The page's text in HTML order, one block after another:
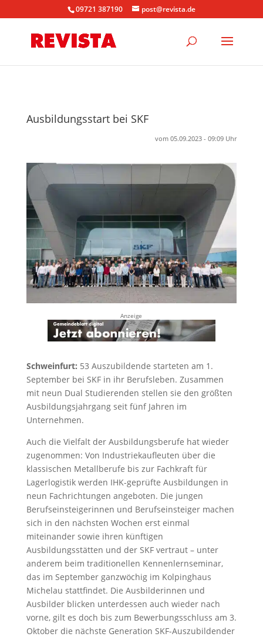
09721 387190 post@revista.de
Ausbildungsstart bei SKF
vom 05.09.2023 - 09:09 Uhr
Anzeige
Schweinfurt: 53 Auszubildende starteten am 1.
September bei SKF in ihr Berufsleben. Zusammen
mit neun Dual Studierenden stellen sie den größten
Ausbildungsjahrgang seit fünf Jahren im
Unternehmen.
Auch die Vielfalt der Ausbildungsberufe hat wieder
zugenommen: Von Industriekaufleuten über die
klassischen Metallberufe bis zur Fachkraft für
Lagerlogistik werden IHK-geprüfte Ausbildungen in
neun Fachrichtungen angeboten. Die jungen
Berufseinsteigerinnen und Berufseinsteiger machen
sich in den nächsten Wochen erst einmal
miteinander sowie ihren künftigen
Ausbildungsstätten und der SKF vertraut – unter
anderem beim traditionellen Kennenlernseminar,
das im September ganzwöchig im Kolpinghaus
Michelau stattfindet. Die Ausbilderinnen und
Ausbilder blicken unterdessen auch wieder nach
vorne, gilt es doch bis zum Bewerbungsschluss am 3.
Oktober die nächste Generation SKF-Auszubildender